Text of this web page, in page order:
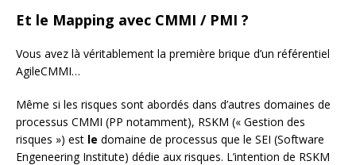
Et le Mapping avec CMMI / PMI ?
Vous avez là véritablement la première brique d’un référentiel
AgileCMMI…
Même si les risques sont abordés dans d’autres domaines de
processus CMMI (PP notamment), RSKM (« Gestion des
risques ») est le domaine de processus que le SEI (Software
Engeneering Institute) dédie aux risques. L’intention de RSKM